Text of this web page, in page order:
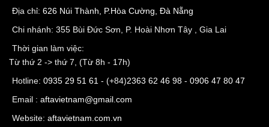
Địa chỉ: 626 Núi Thành, P.Hòa Cường, Đà Nẵng
Chi nhánh: 355 Bùi Đức Sơn, P. Hoài Nhơn Tây , Gia Lai
Thời gian làm việc:
Từ thứ 2 -> thứ 7, (Từ 8h - 17h)
Hotline: 0935 29 51 61 - (+84)2363 62 46 98 - 0906 47 80 47
Email : aftavietnam@gmail.com
Website: aftavietnam.com.vn